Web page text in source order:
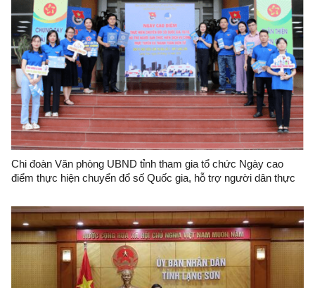
Chi đoàn Văn phòng UBND tỉnh tham gia tổ chức Ngày cao
điểm thực hiện chuyển đổ số Quốc gia, hỗ trợ người dân thực
Trung tâm hành chính công tỉnh Lạng Sơn